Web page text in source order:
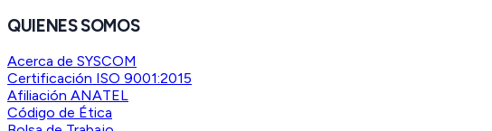
QUIENES SOMOS
Acerca de SYSCOM
Certificación ISO 9001:2015
Afiliación ANATEL
Código de Ética